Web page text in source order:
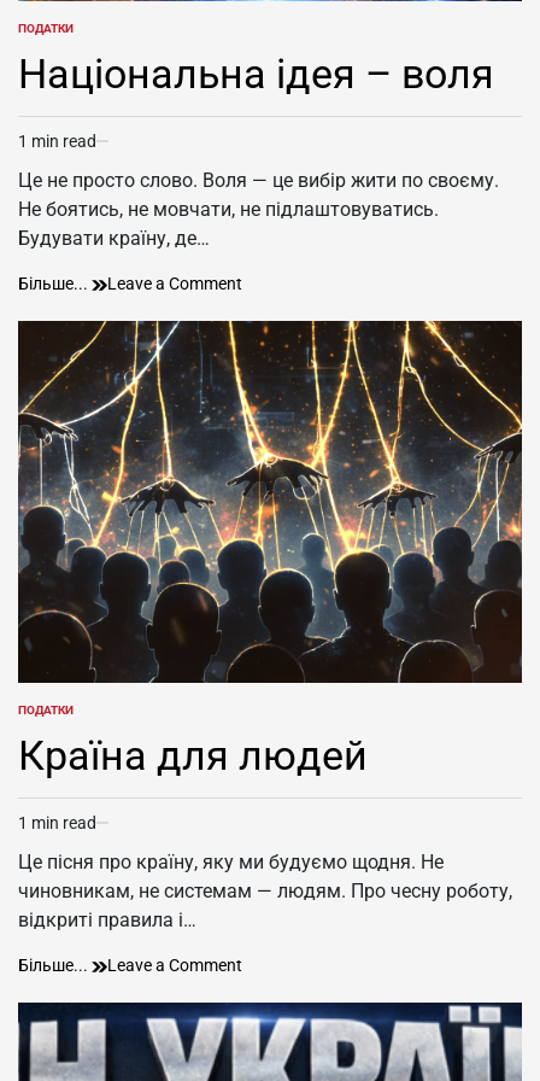
POSTED
ПОДАТКИ
Національна ідея – воля
Estimated
read
time
1 min read
Це не просто слово. Воля — це вибір жити по своєму.
Не боятись, не мовчати, не підлаштовуватись.
Будувати країну, де…
Більше... Національна
–
Leave a Comment
ідея
–
воля
POSTED
ПОДАТКИ
Країна для людей
Estimated
read
time
1 min read
Це пісня про країну, яку ми будуємо щодня. Не
чиновникам, не системам — людям. Про чесну роботу,
відкриті правила і…
Більше... Країна
людей
Leave a Comment
для
людей